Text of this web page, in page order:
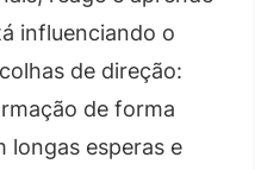
influenciando o
de direção:
de forma
longas esperas e